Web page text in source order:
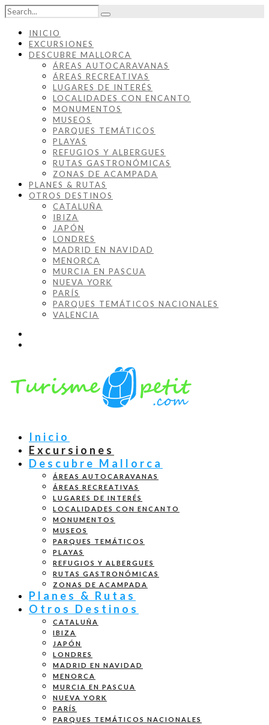
INICIO
EXCURSIONES
DESCUBRE MALLORCA
ÁREAS AUTOCARAVANAS
ÁREAS RECREATIVAS
LUGARES DE INTERÉS
LOCALIDADES CON ENCANTO
MONUMENTOS
MUSEOS
PARQUES TEMÁTICOS
PLAYAS
REFUGIOS Y ALBERGUES
RUTAS GASTRONÓMICAS
ZONAS DE ACAMPADA
PLANES & RUTAS
OTROS DESTINOS
CATALUÑA
IBIZA
JAPÓN
LONDRES
MADRID EN NAVIDAD
MENORCA
MURCIA EN PASCUA
NUEVA YORK
PARÍS
PARQUES TEMÁTICOS NACIONALES
VALENCIA
Inicio
Excursiones
Descubre Mallorca
ÁREAS AUTOCARAVANAS
ÁREAS RECREATIVAS
LUGARES DE INTERÉS
LOCALIDADES CON ENCANTO
MONUMENTOS
MUSEOS
PARQUES TEMÁTICOS
PLAYAS
REFUGIOS Y ALBERGUES
RUTAS GASTRONÓMICAS
ZONAS DE ACAMPADA
Planes & Rutas
Otros Destinos
CATALUÑA
IBIZA
JAPÓN
LONDRES
MADRID EN NAVIDAD
MENORCA
MURCIA EN PASCUA
NUEVA YORK
PARÍS
PARQUES TEMÁTICOS NACIONALES